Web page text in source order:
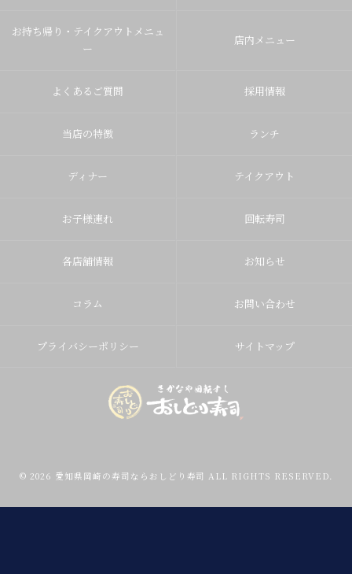
豊田梅坪店
お持ち帰り・テイクアウトメニュ
ー
店内メニュー
よくあるご質問 採用情報
当店の特徴 ランチ
ディナー テイクアウト
お子様連れ 回転寿司
各店舗情報 お知らせ
コラム お問い合わせ
プライバシーポリシー サイトマップ
© 2026 愛知県岡崎の寿司ならおしどり寿司 ALL RIGHTS RESERVED.